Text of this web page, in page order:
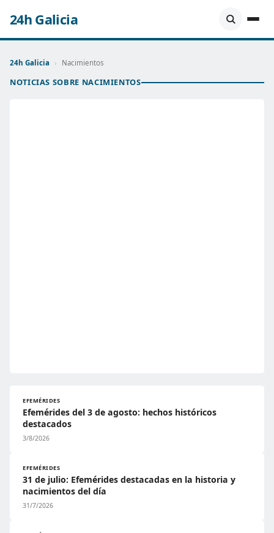
24h Galicia
24h Galicia › Nacimientos
NOTICIAS SOBRE NACIMIENTOS
EFEMÉRIDES
Efemérides del 3 de agosto: hechos históricos
destacados
3/8/2026
EFEMÉRIDES
31 de julio: Efemérides destacadas en la historia y
nacimientos del día
31/7/2026